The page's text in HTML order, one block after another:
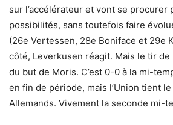
sur l’accélérateur et vont se procurer
possibilités, sans toutefois faire
(26e Vertessen, 28e Boniface et 29e
côté, Leverkusen réagit. Mais le tir de
du but de Moris. C’est 0-0 à la mi-
en fin de période, mais l’Union tient
Allemands. Vivement la seconde mi-